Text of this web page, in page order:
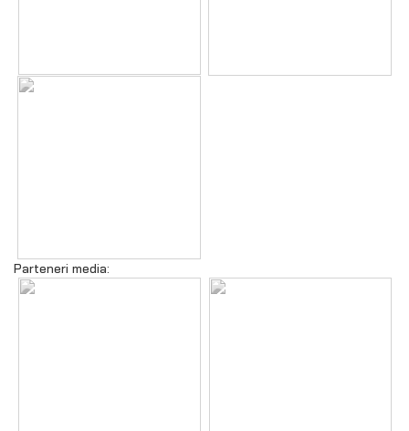
Parteneri media: